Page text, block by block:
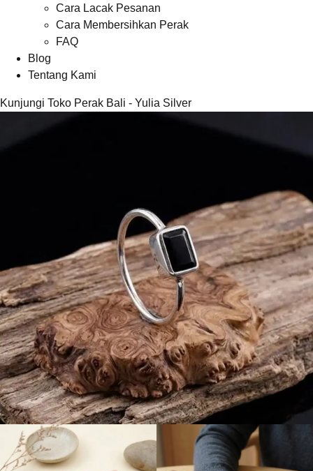
Cara Lacak Pesanan
Cara Membersihkan Perak
FAQ
Blog
Tentang Kami
Kunjungi Toko Perak Bali - Yulia Silver